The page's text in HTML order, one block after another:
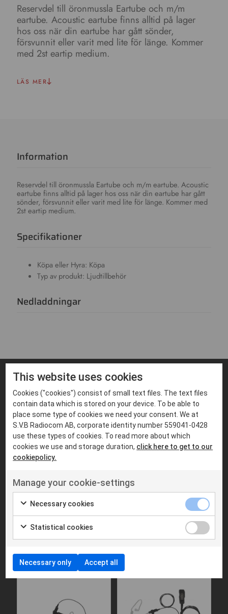
Reservdel till öronmussla Eartube och m/m
eartube. Acoustic eartube finns alltid på lager
hos oss när din eartube har gått sönder,
försvunnit eller varit med lite för länge. Kommer
med 2st eartip medium.
LÄS MER
Information
Reservdel till öronmussla Eartube och m/m eartube. Acoustic
eartube finns alltid på lager hos oss när din eartube har gått
sönder, försvunnit eller varit med lite för länge. Kommer med
2st eartip medium.
Specifikationer
Köpa eller Hyra: Köpa
Typ av produkt: Ljudtillbehör
Nedladdningar
Passar till
Eartip Avancerad
AUDIOTILLBEHÖR
This website uses cookies
Cookies ("cookies") consist of small text files. The text files
contain data which is stored on your device. To be able to
place some type of cookies we need your consent. We at
S.V.B Radiocom AB, corporate identity number 559041-0428
use these types of cookies. To read more about which
cookies we use and storage duration, click here to get to our
cookiepolicy.
Manage your cookie-settings
Necessary cookies
Statistical cookies
Necessary only Accept all